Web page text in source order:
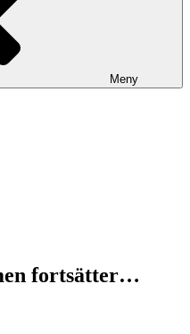
Meny
fortsätter…